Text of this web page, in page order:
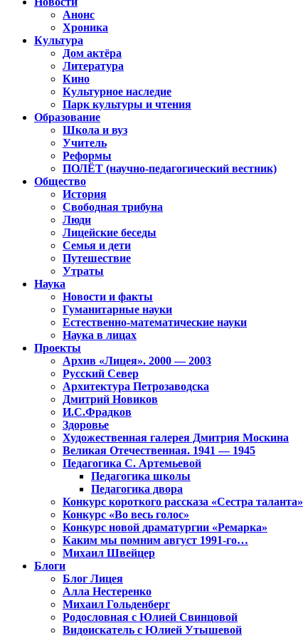
Анонс
Хроника
Культура
Дом актёра
Литература
Кино
Культурное наследие
Парк культуры и чтения
Образование
Школа и вуз
Учитель
Реформы
ПОЛЁТ (научно-педагогический вестник)
Общество
История
Свободная трибуна
Люди
Лицейские беседы
Семья и дети
Путешествие
Утраты
Наука
Новости и факты
Гуманитарные науки
Естественно-математические науки
Наука в лицах
Проекты
Архив «Лицея». 2000 — 2003
Русский Север
Архитектура Петрозаводска
Дмитрий Новиков
И.С.Фрадков
Здоровье
Художественная галерея Дмитрия Москина
Великая Отечественная. 1941 — 1945
Педагогика С. Артемьевой
Педагогика школы
Педагогика двора
Конкурс короткого рассказа «Сестра таланта»
Конкурс «Во весь голос»
Конкурс новой драматургии «Ремарка»
Каким мы помним август 1991-го…
Михаил Швейцер
Блоги
Блог Лицея
Алла Нестеренко
Михаил Гольденберг
Родословная с Юлией Свинцовой
Видоискатель с Юлией Утышевой